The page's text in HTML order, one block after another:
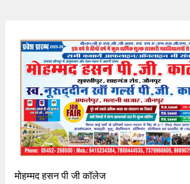
मोहम्मद हसन पी जी कॉलेज